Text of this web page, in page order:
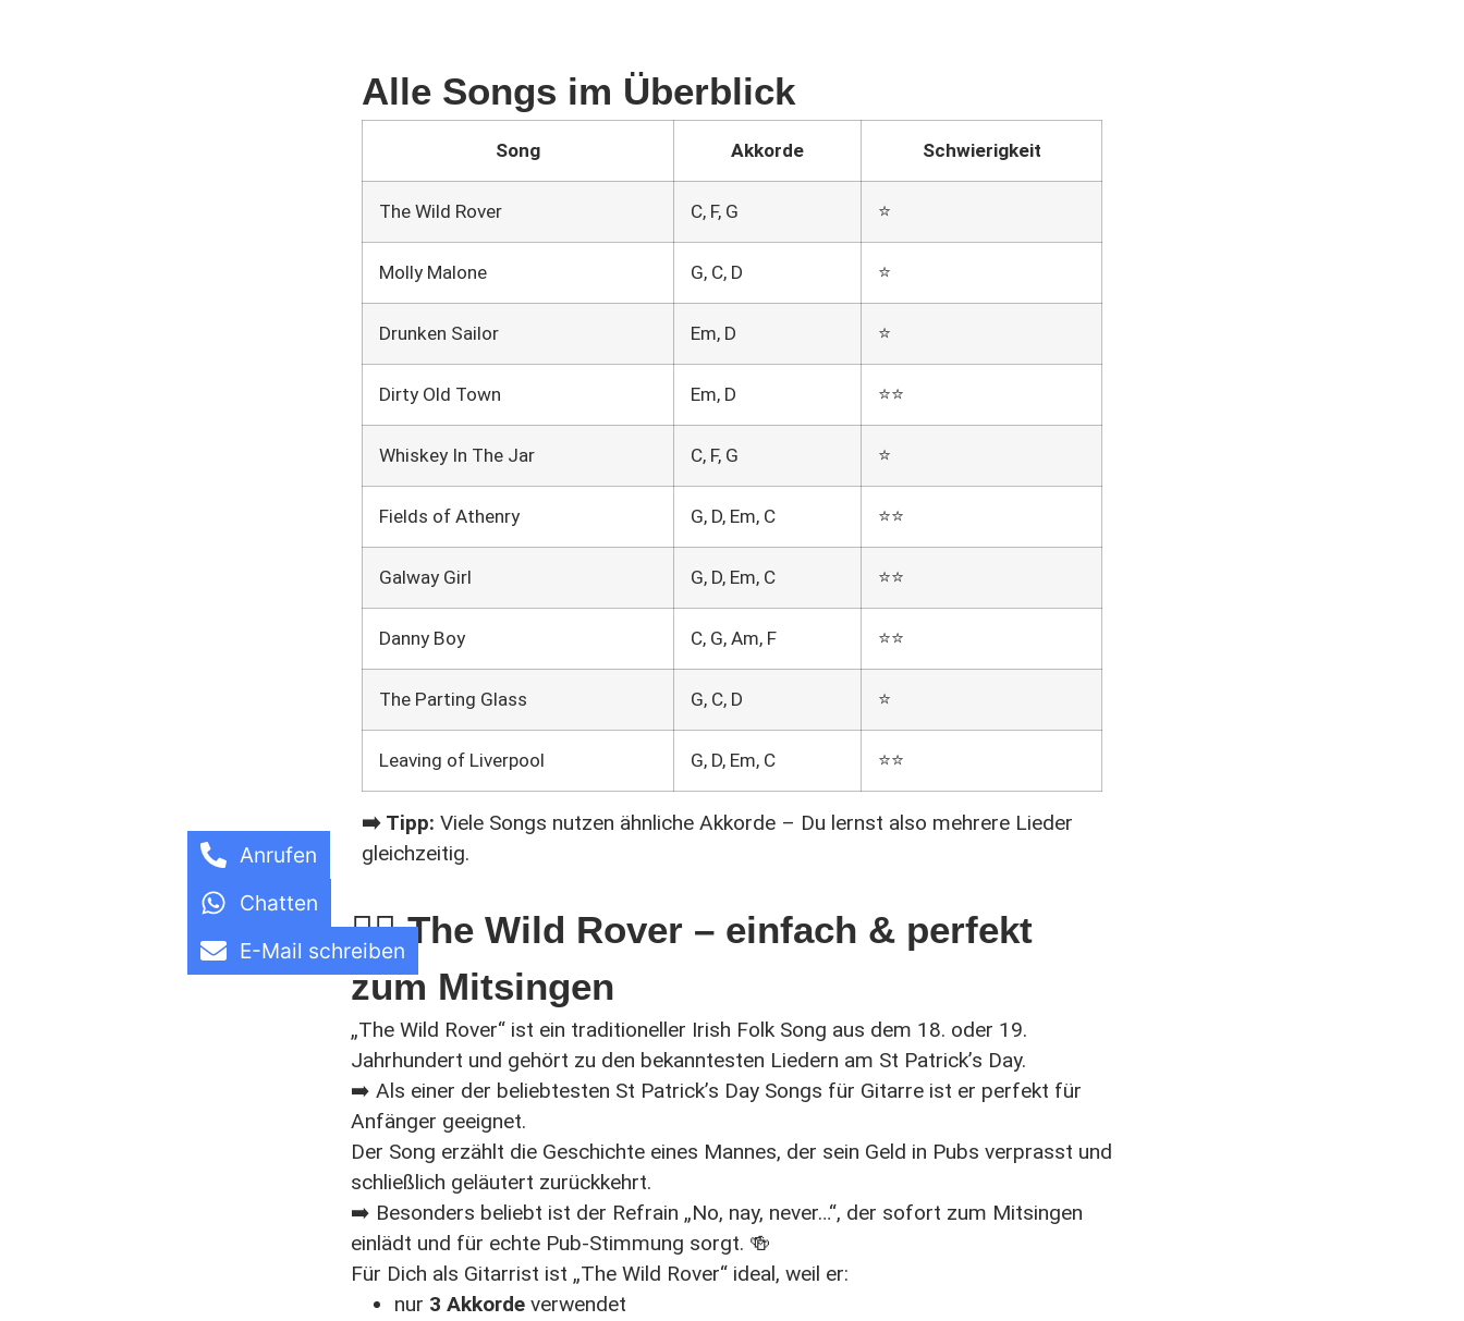
Alle Songs im Überblick
Song Akkorde Schwierigkeit
The Wild Rover C, F, G ⭐
Molly Malone G, C, D ⭐
Drunken Sailor Em, D ⭐
Dirty Old Town Em, D ⭐⭐
Whiskey In The Jar C, F, G ⭐
Fields of Athenry G, D, Em, C ⭐⭐
Galway Girl G, D, Em, C ⭐⭐
Danny Boy C, G, Am, F ⭐⭐
The Parting Glass G, C, D ⭐
Leaving of Liverpool G, D, Em, C ⭐⭐
➡️ Tipp: Viele Songs nutzen ähnliche Akkorde – Du lernst also mehrere Lieder
gleichzeitig.
🚶‍♂️ The Wild Rover – einfach & perfekt
zum Mitsingen
„The Wild Rover“ ist ein traditioneller Irish Folk Song aus dem 18. oder 19.
Jahrhundert und gehört zu den bekanntesten Liedern am St Patrick’s Day.
➡️ Als einer der beliebtesten St Patrick’s Day Songs für Gitarre ist er perfekt für
Anfänger geeignet.
Der Song erzählt die Geschichte eines Mannes, der sein Geld in Pubs verprasst und
schließlich geläutert zurückkehrt.
➡️ Besonders beliebt ist der Refrain „No, nay, never…“, der sofort zum Mitsingen
einlädt und für echte Pub-Stimmung sorgt. 🍻
Für Dich als Gitarrist ist „The Wild Rover“ ideal, weil er:
nur 3 Akkorde verwendet
Anrufen
Chatten
E-Mail schreiben